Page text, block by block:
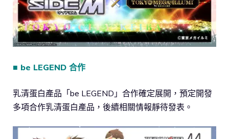
■ be LEGEND 合作
乳清蛋白產品「be LEGEND」合作確定展開，預定開發
多項合作乳清蛋白產品，後續相關情報靜待發表。